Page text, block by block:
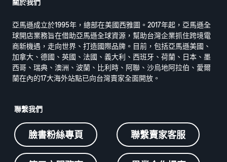
關於我們
亞馬遜成立於1995年，總部在美國西雅圖。2017年起，亞馬遜全
球開店業務旨在借助亞馬遜全球資源，幫助台灣企業抓住跨境電
商新機遇，走向世界、打造國際品牌。目前，包括亞馬遜美國、
加拿大、德國、英國、法國、義大利、西班牙、荷蘭、日本、墨
西哥、瑞典、澳洲、波蘭、比利時、阿聯、沙烏地阿拉伯、愛爾
蘭在內的17大海外站點已向台灣賣家全面開放。
聯繫我們
臉書粉絲專頁 聯繫賣家客服